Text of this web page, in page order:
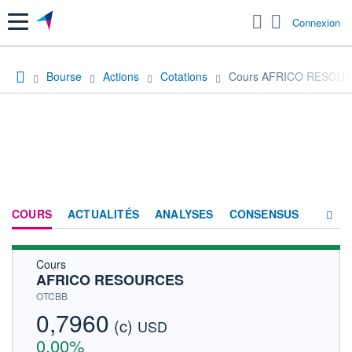
Menu Connexion
Bourse Actions Cotations Cours AFRICO
COURS ACTUALITÉS ANALYSES CONSENSUS
Cours
AFRICO RESOURCES
OTCBB
0,7960 (c) USD
0,00%